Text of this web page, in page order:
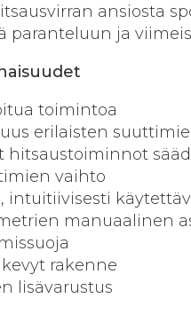
ansiosta
paranteluun ja
toimintoa
erilaisten
hitsaustoiminnot
vaihto
intuitiivisesti
manuaalinen
rakenne
lisävarustus